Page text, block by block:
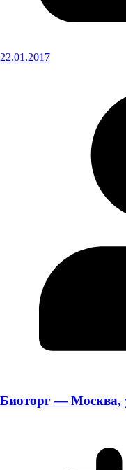
22.01.2017
Биоторг — Москва,